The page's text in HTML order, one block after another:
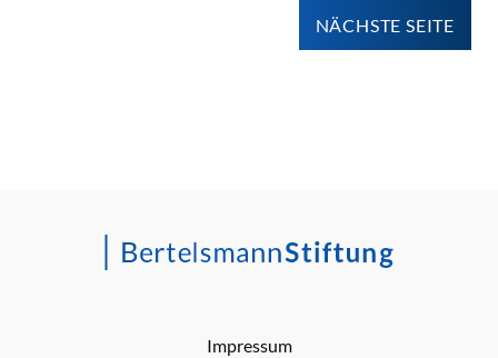
NÄCHSTE SEITE
Impressum